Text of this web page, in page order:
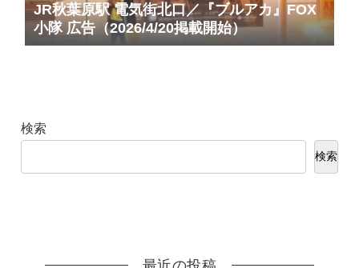
JR秋葉原駅 電気街北口／『ブルアカ』FOX
小隊 広告（2026/4/20掲載開始）
検索
検索